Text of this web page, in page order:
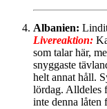
Albanien:
Livereaktion:
som talar här,
snyggaste
helt annat håll.
lördag. Alldeles
inte denna låten